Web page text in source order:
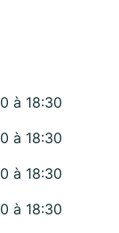
à 18:30
à 18:30
à 18:30
à 18:30